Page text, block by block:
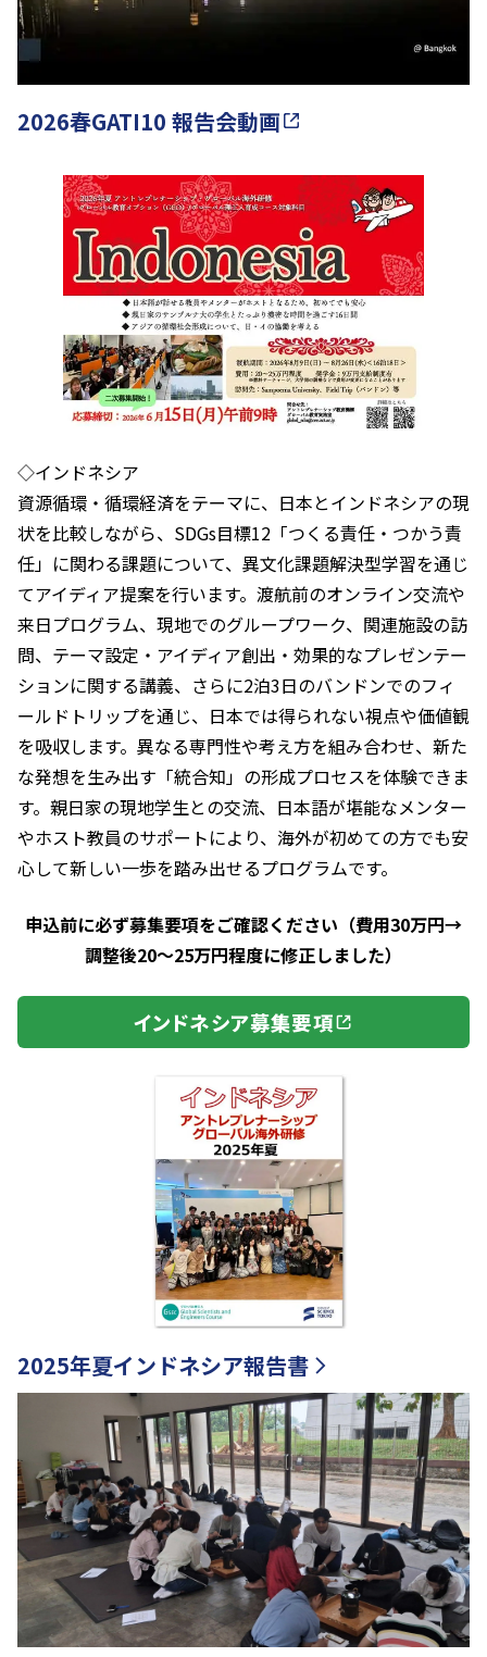
2026春GATI10 報告会動画
◇インドネシア
資源循環・循環経済をテーマに、日本とインドネシアの現
状を比較しながら、SDGs目標12「つくる責任・つかう責
任」に関わる課題について、異文化課題解決型学習を通じ
てアイディア提案を行います。渡航前のオンライン交流や
来日プログラム、現地でのグループワーク、関連施設の訪
問、テーマ設定・アイディア創出・効果的なプレゼンテー
ションに関する講義、さらに2泊3日のバンドンでのフィ
ールドトリップを通じ、日本では得られない視点や価値観
を吸収します。異なる専門性や考え方を組み合わせ、新た
な発想を生み出す「統合知」の形成プロセスを体験できま
す。親日家の現地学生との交流、日本語が堪能なメンター
やホスト教員のサポートにより、海外が初めての方でも安
心して新しい一歩を踏み出せるプログラムです。
申込前に必ず募集要項をご確認ください（費用30万円→
調整後20～25万円程度に修正しました）
インドネシア募集要項
2025年夏インドネシア報告書